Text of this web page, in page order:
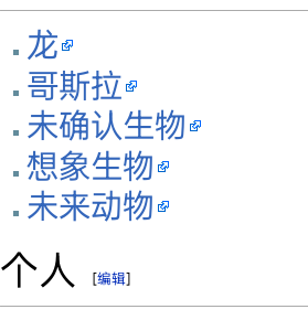
龙
哥斯拉
未确认生物
想象生物
未来动物
个人 [编辑]